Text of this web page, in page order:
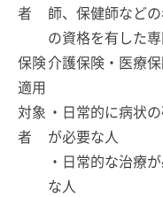
者
師、保健師など
の資格を有した
保険
適用
介護保険・医療
対象
者
・日常的に病状
が必要な人
・日常的な治療
な人